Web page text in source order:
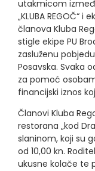
utakmicom
„KLUBA REGOČ“ i
članova Kluba
stigle ekipe PU
zasluženu
Posavska. Svaka
za pomoć
financijski iznos
Članovi Kluba
restorana „kod
slaninom, koji su
od 10,00 kn.
ukusne kolače te